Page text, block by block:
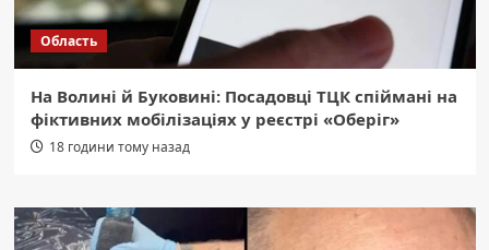
Область
На Волині й Буковині: Посадовці ТЦК спіймані на
фіктивних мобілізаціях у реєстрі «Оберіг»
18 години тому назад